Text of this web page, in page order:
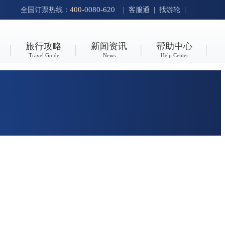
全国订票热线： 400-0080-620 客服通 找游轮
旅行攻略
Travel Guide
新闻资讯
News
帮助中心
Help Center